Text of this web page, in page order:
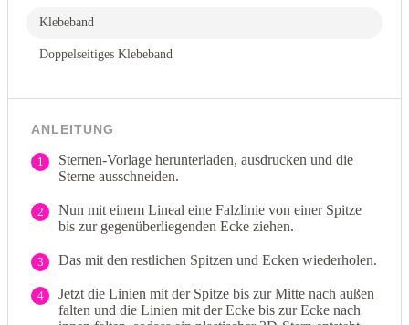
Klebeband
Doppelseitiges Klebeband
ANLEITUNG
1
Sternen-Vorlage herunterladen, ausdrucken und die
Sterne ausschneiden.
2
Nun mit einem Lineal eine Falzlinie von einer Spitze
bis zur gegenüberliegenden Ecke ziehen.
3 Das mit den restlichen Spitzen und Ecken wiederholen.
4
Jetzt die Linien mit der Spitze bis zur Mitte nach außen
falten und die Linien mit der Ecke bis zur Ecke nach